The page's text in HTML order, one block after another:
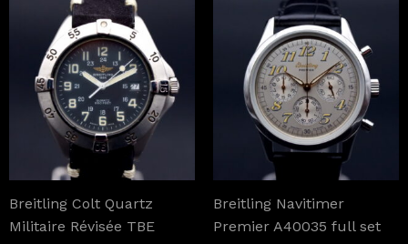
Breitling Colt Quartz
Militaire Révisée TBE
Breitling Navitimer
Premier A40035 full set